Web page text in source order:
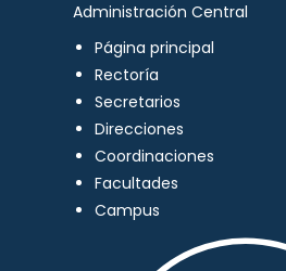
Administración Central
Página principal
Rectoría
Secretarios
Direcciones
Coordinaciones
Facultades
Campus